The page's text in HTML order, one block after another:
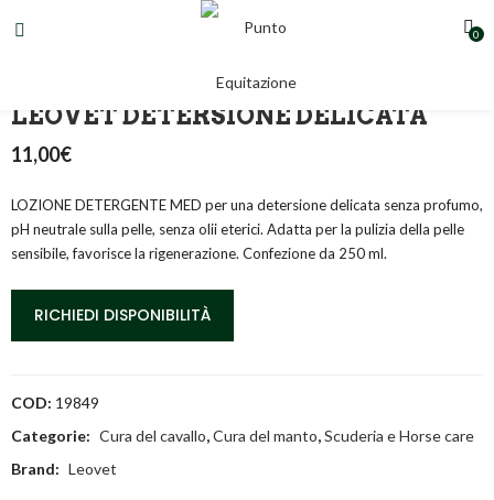
0
LOZIONE DETERGENTE MED ML.250
LEOVET DETERSIONE DELICATA
11,00€
LOZIONE DETERGENTE MED per una detersione delicata senza profumo,
pH neutrale sulla pelle, senza olii eterici. Adatta per la pulizia della pelle
sensibile, favorisce la rigenerazione. Confezione da 250 ml.
RICHIEDI DISPONIBILITÀ
COD: 19849
Categorie: Cura del cavallo,Cura del manto,Scuderia e Horse care
Brand: Leovet